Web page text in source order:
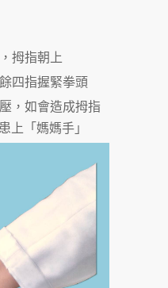
拇指朝上
四指握緊拳頭
，如會造成拇指
上「媽媽手」